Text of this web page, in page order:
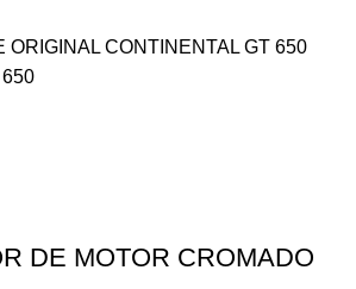
ORIGINAL CONTINENTAL GT 650
DE MOTOR CROMADO